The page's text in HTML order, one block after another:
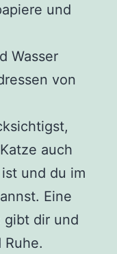
und
Wasser
von
auch
und du im
Eine
gibt dir und